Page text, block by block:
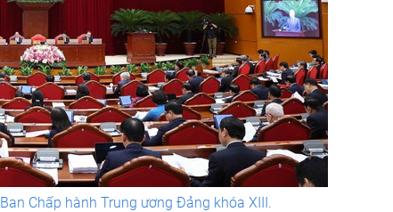
Chấp hành Trung ương Đảng khóa XIII.